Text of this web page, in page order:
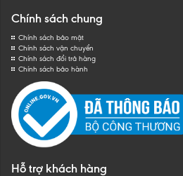
Chính sách chung
Chính sách bảo mật
Chính sách vận chuyển
Chính sách đổi trả hàng
Chính sách bảo hành
Hỗ trợ khách hàng